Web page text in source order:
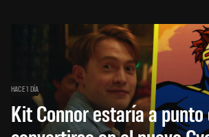
HACE 1 DÍA
Kit Connor estaría a punto